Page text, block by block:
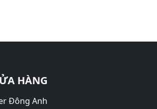
sản
được
biến
HÀNG
Đông Anh